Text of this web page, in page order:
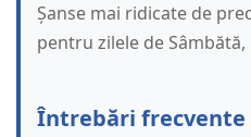
Șanse mai ridicate de
pentru zilele de Sâmbătă,
Întrebări frecvente